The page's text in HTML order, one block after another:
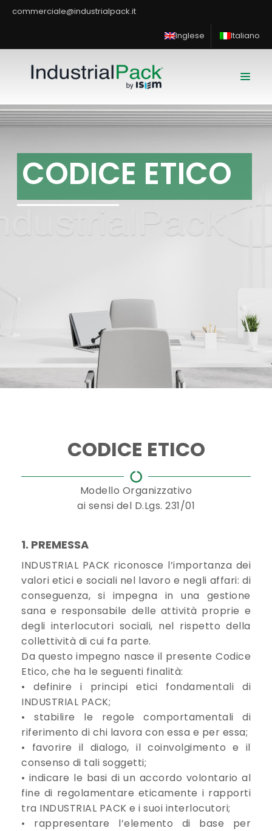
commerciale@industrialpack.it
Inglese Italiano
CODICE ETICO
CODICE ETICO
Modello Organizzativo
ai sensi del D.Lgs. 231/01
1. PREMESSA
INDUSTRIAL PACK riconosce l’importanza dei
valori etici e sociali nel lavoro e negli affari: di
conseguenza, si impegna in una gestione
sana e responsabile delle attività proprie e
degli interlocutori sociali, nel rispetto della
collettività di cui fa parte.
Da questo impegno nasce il presente Codice
Etico, che ha le seguenti finalità:
• definire i principi etici fondamentali di
INDUSTRIAL PACK;
• stabilire le regole comportamentali di
riferimento di chi lavora con essa e per essa;
• favorire il dialogo, il coinvolgimento e il
consenso di tali soggetti;
• indicare le basi di un accordo volontario al
fine di regolamentare eticamente i rapporti
tra INDUSTRIAL PACK e i suoi interlocutori;
• rappresentare l’elemento di base per